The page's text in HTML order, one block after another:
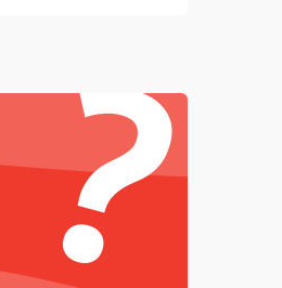
Подробнее →
?